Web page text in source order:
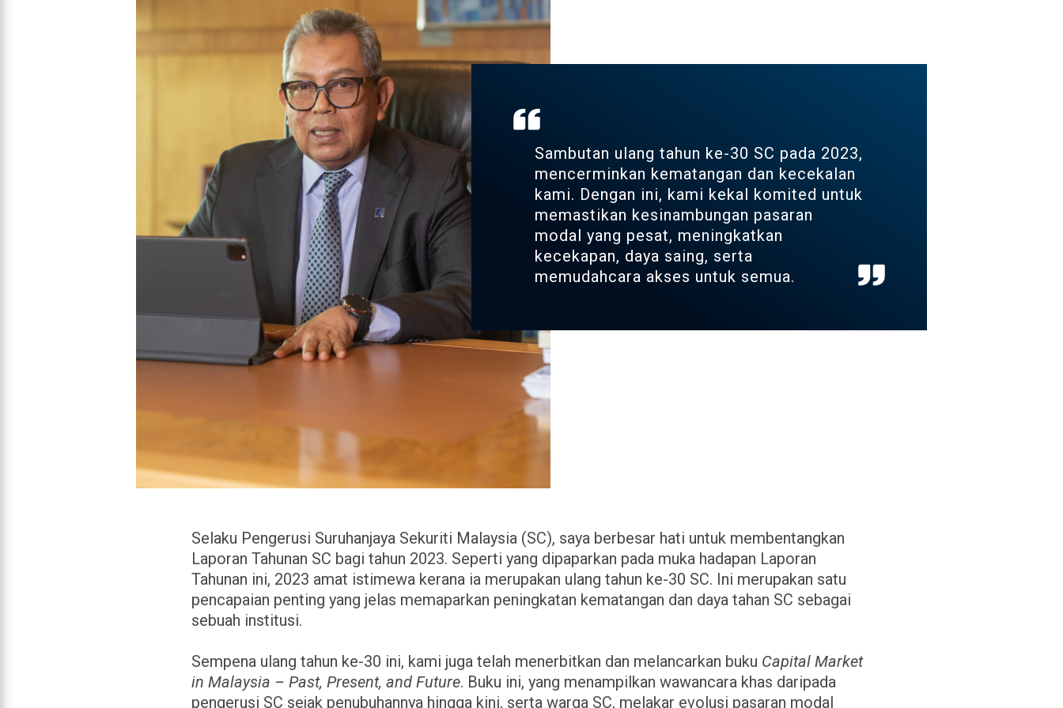
Sambutan ulang tahun ke-30 SC pada 2023,
mencerminkan kematangan dan kecekalan
kami. Dengan ini, kami kekal komited untuk
memastikan kesinambungan pasaran
modal yang pesat, meningkatkan
kecekapan, daya saing, serta
memudahcara akses untuk semua.
Selaku Pengerusi Suruhanjaya Sekuriti Malaysia (SC), saya berbesar hati untuk membentangkan
Laporan Tahunan SC bagi tahun 2023. Seperti yang dipaparkan pada muka hadapan Laporan
Tahunan ini, 2023 amat istimewa kerana ia merupakan ulang tahun ke-30 SC. Ini merupakan satu
pencapaian penting yang jelas memaparkan peningkatan kematangan dan daya tahan SC sebagai
sebuah institusi.
Sempena ulang tahun ke-30 ini, kami juga telah menerbitkan dan melancarkan buku Capital Market
in Malaysia – Past, Present, and Future. Buku ini, yang menampilkan wawancara khas daripada
pengerusi SC sejak penubuhannya hingga kini, serta warga SC, melakar evolusi pasaran modal